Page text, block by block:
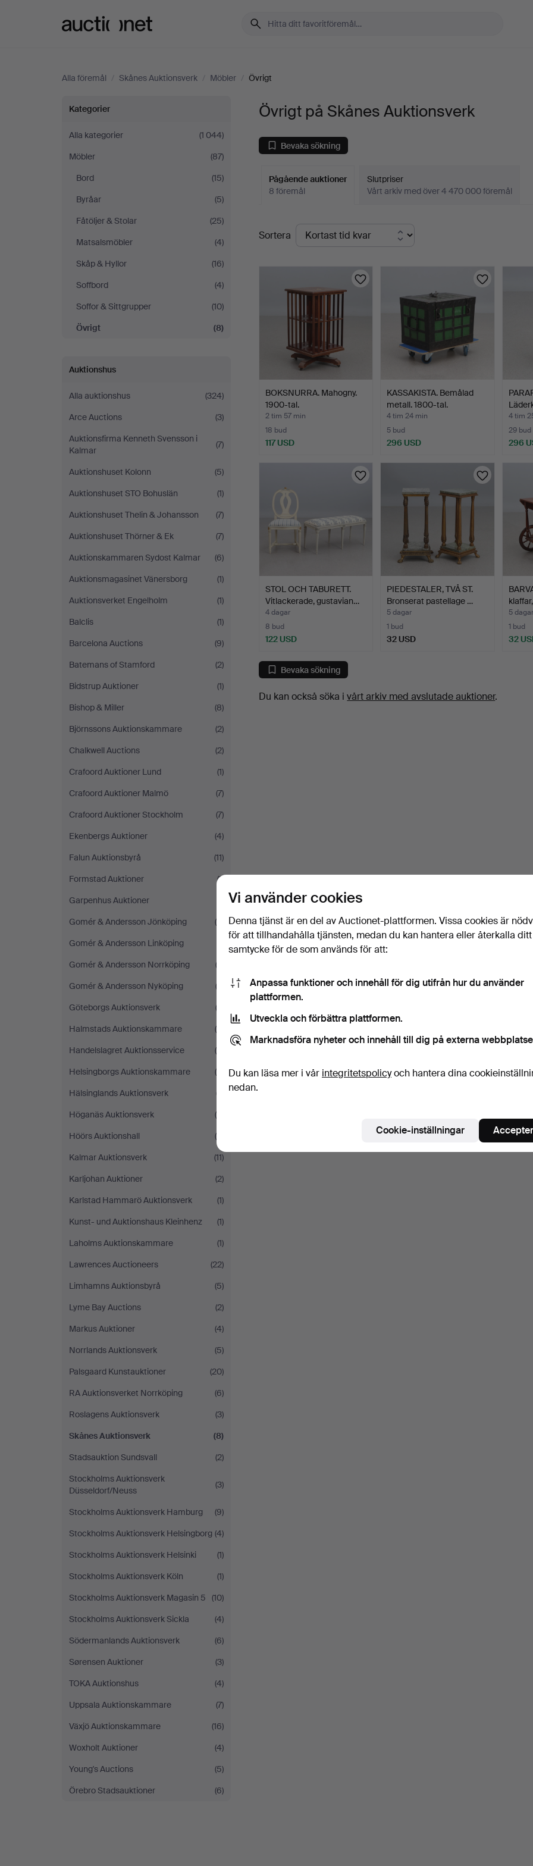
Alla föremål / Skånes Auktionsverk / Möbler / Övrigt
Övrigt
på
Skånes
Auktionsverk
Kategorier
Alla kategorier
(1 044)
Möbler
(87)
Bord
(15)
Byråar
(5)
Fåtöljer & Stolar
(25)
Matsalsmöbler
(4)
Skåp & Hyllor
(16)
Soffbord
(4)
Soffor & Sittgrupper
(10)
Övrigt
(8)
Auktionshus
Alla auktionshus
(324)
Arce Auctions
(3)
Auktionsfirma Kenneth Svensson i
Kalmar
(7)
Auktionshuset Kolonn
(5)
Auktionshuset STO Bohuslän
(1)
Auktionshuset Thelin & Johansson
(7)
Auktionshuset Thörner & Ek
(7)
Auktionskammaren Sydost Kalmar
(6)
Auktionsmagasinet Vänersborg
(1)
Auktionsverket Engelholm
(1)
Balclis
(1)
Barcelona Auctions
(9)
Batemans of Stamford
(2)
Bidstrup Auktioner
(1)
Bishop & Miller
(8)
Björnssons Auktionskammare
(2)
Chalkwell Auctions
(2)
Crafoord Auktioner Lund
(1)
Crafoord Auktioner Malmö
(7)
Crafoord Auktioner Stockholm
(7)
Ekenbergs Auktioner
(4)
Falun Auktionsbyrå
(11)
Formstad Auktioner
(1)
Garpenhus Auktioner
Gomér & Andersson Jönköping
(6)
Gomér & Andersson Linköping
Gomér & Andersson Norrköping
(3)
Gomér & Andersson Nyköping
(3)
Göteborgs Auktionsverk
(3)
Halmstads Auktionskammare
(9)
Handelslagret Auktionsservice
(6)
Helsingborgs Auktionskammare
(6)
Hälsinglands Auktionsverk
(7)
Höganäs Auktionsverk
(4)
Höörs Auktionshall
(5)
Kalmar Auktionsverk
(11)
Karljohan Auktioner
(2)
Karlstad Hammarö Auktionsverk
(1)
Kunst- und Auktionshaus Kleinhenz
(1)
Laholms Auktionskammare
(1)
Lawrences Auctioneers
(22)
Limhamns Auktionsbyrå
(5)
Lyme Bay Auctions
(2)
Markus Auktioner
(4)
Norrlands Auktionsverk
(5)
Palsgaard Kunstauktioner
(20)
RA Auktionsverket Norrköping
(6)
Roslagens Auktionsverk
(3)
Skånes Auktionsverk
(8)
Stadsauktion Sundsvall
(2)
Stockholms Auktionsverk
Düsseldorf/Neuss
(3)
Stockholms Auktionsverk Hamburg
(9)
Stockholms Auktionsverk Helsingborg (4)
Stockholms Auktionsverk Helsinki
(1)
Stockholms Auktionsverk Köln
(1)
Stockholms Auktionsverk Magasin 5
(10)
Stockholms Auktionsverk Sickla
(4)
Södermanlands Auktionsverk
(6)
Sørensen Auktioner
(3)
TOKA Auktionshus
(4)
Uppsala Auktionskammare
(7)
Växjö Auktionskammare
(16)
Woxholt Auktioner
(4)
Young's Auctions
(5)
Örebro Stadsauktioner
(6)
Övrigt på Skånes Auktionsverk
Bevaka sökning
Pågående auktioner
8 föremål
Slutpriser
Vårt arkiv med över 4 470 000 föremål
Pågående
auktioner
Sortera
BOKSNURRA. Mahogny.
1900-tal.
2 tim 57 min
18 bud
117 USD
KASSAKISTA. Bemålad
metall. 1800-tal.
4 tim 24 min
5 bud
296 USD
4 tim
29 bud
296
STOL OCH TABURETT.
Vitlackerade, gustavian…
4 dagar
8 bud
122 USD
PIEDESTALER, TVÅ ST.
Bronserat pastellage …
5 dagar
1 bud
32 USD
5 dagar
1 bud
32
Bevaka sökning
Du kan också söka ivårt arkiv med avslutade auktioner.
Vi använder cookies
Denna tjänst är en del av Auctionet-plattformen. Vissa cookies är
för att tillhandahålla tjänsten, medan du kan hantera eller återkalla ditt
samtycke för de som används för att:
Anpassa funktioner och innehåll för dig utifrån hur du använder
plattformen.
Utveckla och förbättra plattformen.
Marknadsföra nyheter och innehåll till dig på externa
Du kan läsa mer i vår integritetspolicyoch hantera dina
nedan.
Cookie-inställningar